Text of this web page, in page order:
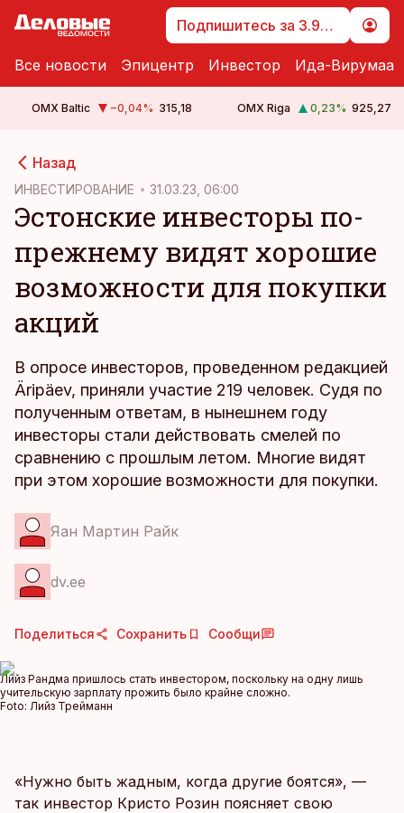
Подпишитесь за 3.99 €
Все новости Эпицентр Инвестор Ида-Вирумаа
OMX Baltic −0,04% 315,18 OMX Riga 0,23% 925,27
Назад
ИНВЕСТИРОВАНИЕ 31.03.23, 06:00
Эстонские инвесторы по-
прежнему видят хорошие
возможности для покупки
акций
В опросе инвесторов, проведенном редакцией
Äripäev, приняли участие 219 человек. Судя по
полученным ответам, в нынешнем году
инвесторы стали действовать смелей по
сравнению с прошлым летом. Многие видят
при этом хорошие возможности для покупки.
Яан Мартин Райк
dv.ee
Поделиться Сохранить Сообщи
Лийз Рандма пришлось стать инвестором, поскольку на одну лишь
учительскую зарплату прожить было крайне сложно.
Foto: Лийз Трейманн
«Нужно быть жадным, когда другие боятся», —
так инвестор Кристо Розин поясняет свою